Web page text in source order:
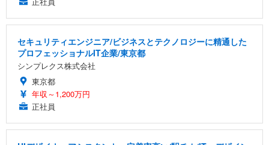
セキュリティエンジニア/ビジネスとテクノロジーに精通した
プロフェッショナルIT企業/東京都
シンプレクス株式会社
東京都
年収～1,200万円
正社員